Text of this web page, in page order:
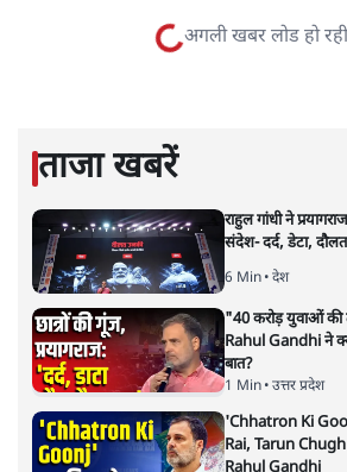
संजय राय पेशे से पत्रकार हैं और विभिन्न मुद्दों
संजय रायकी और स्टोरी पढ़ें
अगली खबर लोड हो रही